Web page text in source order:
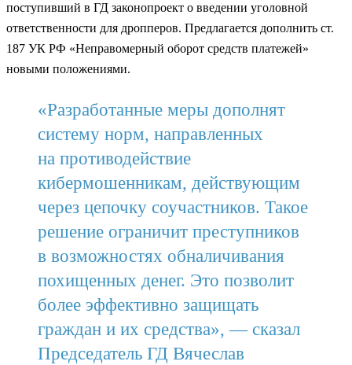
поступивший в ГД законопроект о введении уголовной
ответственности для дропперов. Предлагается дополнить ст.
187 УК РФ «Неправомерный оборот средств платежей»
новыми положениями.
«Разработанные меры дополнят
систему норм, направленных
на противодействие
кибермошенникам, действующим
через цепочку соучастников. Такое
решение ограничит преступников
в возможностях обналичивания
похищенных денег. Это позволит
более эффективно защищать
граждан и их средства», — сказал
Председатель ГД Вячеслав